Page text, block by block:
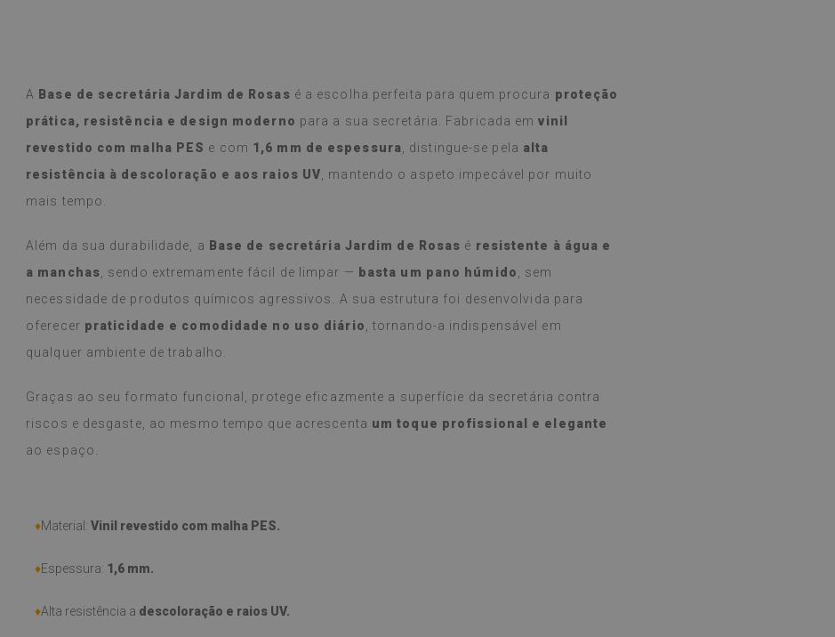
A Base de secretária Jardim de Rosas é a escolha perfeita para quem procura proteção
prática, resistência e design moderno para a sua secretária. Fabricada emvinil
revestido com malha PES e com 1,6 mm de espessura , distingue-se pela alta
resistência à descoloração e aos raios UV , mantendo o aspeto impecável por muito
mais tempo.
Além da sua durabilidade, a Base de secretária Jardim de Rosas é resistente à água e
a manchas , sendo extremamente fácil de limpar — basta um pano húmido
, sem
necessidade de produtos químicos agressivos. A sua estrutura foi desenvolvida para
oferecer praticidade e comodidade no uso diário
, tornando-a indispensável em
qualquer ambiente de trabalho.
Graças ao seu formato funcional, protege eficazmente a superfície da secretária contra
riscos e desgaste, ao mesmo tempo que acrescenta um toque profissional e elegante
ao espaço.
♦Material: Vinil revestido com malha PES.
♦Espessura: 1,6 mm.
♦Alta resistência a descoloração e raios UV.